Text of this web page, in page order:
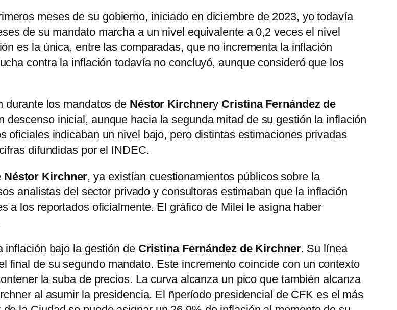
meses de su gobierno, iniciado en diciembre de 2023, yo todavía
de su mandato marcha a un nivel equivalente a 0,2 veces el nivel
es la única, entre las comparadas, que no incrementa la inflación
contra la inflación todavía no concluyó, aunque consideró que los
durante los mandatos de Néstor Kirchnery Cristina Fernández de
descenso inicial, aunque hacia la segunda mitad de su gestión la inflación
oficiales indicaban un nivel bajo, pero distintas estimaciones privadas
difundidas por el INDEC.
Néstor Kirchner, ya existían cuestionamientos públicos sobre la
analistas del sector privado y consultoras estimaban que la inflación
a los reportados oficialmente. El gráfico de Milei le asigna haber
inflación bajo la gestión de Cristina Fernández de Kirchner. Su línea
final de su segundo mandato. Este incremento coincide con un contexto
la suba de precios. La curva alcanza un pico que también alcanza
al asumir la presidencia. El ñperíodo presidencial de CFK es el más